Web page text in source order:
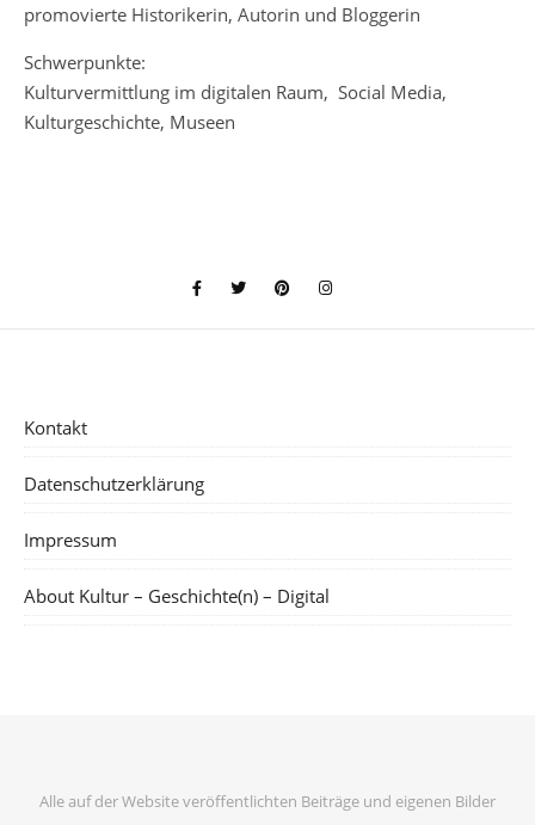
promovierte Historikerin, Autorin und Bloggerin
Schwerpunkte:
Kulturvermittlung im digitalen Raum, Social Media,
Kulturgeschichte, Museen
Kontakt
Datenschutzerklärung
Impressum
About Kultur – Geschichte(n) – Digital
Alle auf der Website veröffentlichten Beiträge und eigenen Bilder